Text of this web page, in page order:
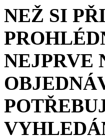
NEŽ SI
NEJPRVE